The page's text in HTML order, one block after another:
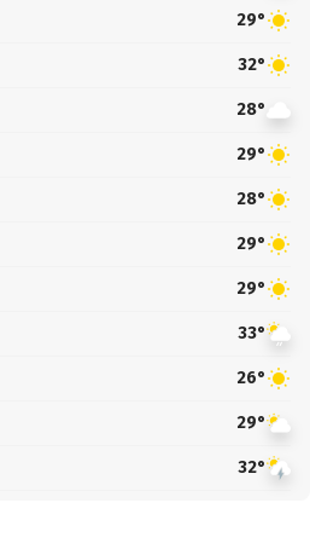
29°
32°
28°
29°
28°
29°
29°
33°
26°
29°
32°